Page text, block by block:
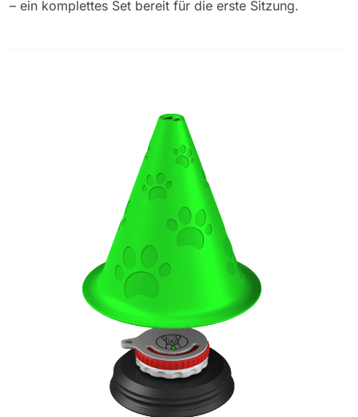
– ein komplettes Set bereit für die erste Sitzung.